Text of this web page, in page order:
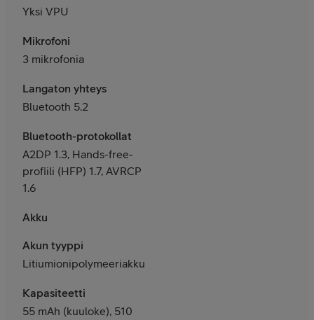
Yksi VPU
Mikrofoni
3 mikrofonia
Langaton yhteys
Bluetooth 5.2
Bluetooth-protokollat
A2DP 1.3, Hands-free-
profiili (HFP) 1.7, AVRCP
1.6
Akku
Akun tyyppi
Litiumionipolymeeriakku
Kapasiteetti
55 mAh (kuuloke), 510